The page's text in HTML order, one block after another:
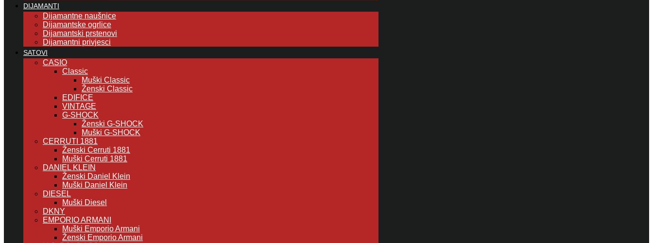
DIJAMANTI
Dijamantne naušnice
Dijamantske ogrlice
Dijamantski prstenovi
Dijamantni privjesci
SATOVI
CASIO
Classic
Muški Classic
Ženski Classic
EDIFICE
VINTAGE
G-SHOCK
Ženski G-SHOCK
Muški G-SHOCK
CERRUTI 1881
Ženski Cerruti 1881
Muški Cerruti 1881
DANIEL KLEIN
Ženski Daniel Klein
Muški Daniel Klein
DIESEL
Muški Diesel
DKNY
EMPORIO ARMANI
Muški Emporio Armani
Ženski Emporio Armani